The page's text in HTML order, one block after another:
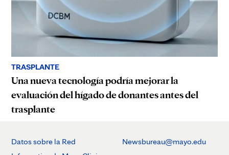
TRASPLANTE
Una nueva tecnología podría mejorar la
evaluación del hígado de donantes antes del
trasplante
Datos sobre la Red
Newsbureau@mayo.edu